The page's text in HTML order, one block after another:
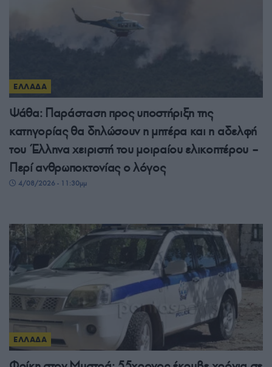
ΕΛΛΑΔΑ
Ψάθα: Παράσταση προς υποστήριξη της
κατηγορίας θα δηλώσουν η μητέρα και η αδελφή
του Έλληνα χειριστή του μοιραίου ελικοπτέρου –
Περί ανθρωποκτονίας ο λόγος
4/08/2026 - 11:30μμ
ΕΛΛΑΔΑ